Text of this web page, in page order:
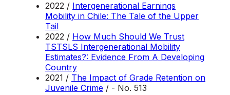
2022 / Intergenerational Earnings
Mobility in Chile: The Tale of the Upper
Tail
2022 / How Much Should We Trust
TSTSLS Intergenerational Mobility
Estimates?: Evidence From A Developing
Country
2021 / The Impact of Grade Retention on
Juvenile Crime / - No. 513